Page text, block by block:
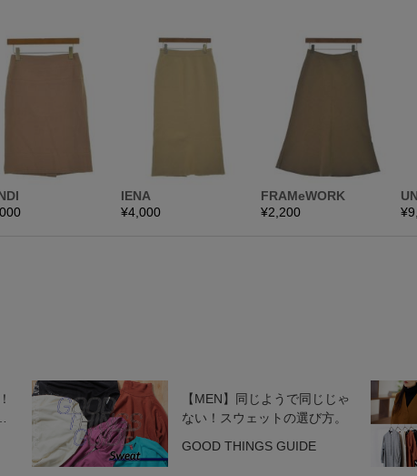
【MEN】同じようで同じじゃ
ない！スウェットの選び方。
GOOD THINGS GUIDE